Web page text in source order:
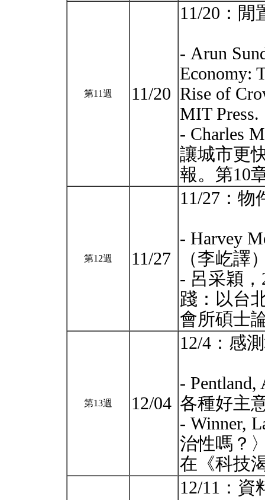
第11週 11/20
11/20：閒
- Arun
Economy:
Rise of
MIT Press.
- Charles
讓城市更
報。第10
第12週 11/27
11/27：物
- Harvey
（李屹譯
- 呂采穎
踐：以台
會所碩士
第13週 12/04
12/4：感
-
各種好主
- Winner,
治性嗎？
在《科技
12/11：資